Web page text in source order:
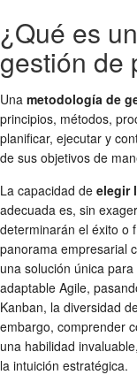
¿Qué es
gestión de
Una metodología de
principios, métodos,
planificar, ejecutar y
de sus objetivos de
La capacidad de elegir
adecuada es, sin
determinarán el éxito o
panorama empresarial
una solución única
adaptable Agile,
Kanban, la diversidad
embargo, comprender
una habilidad
la intuición estratégica.